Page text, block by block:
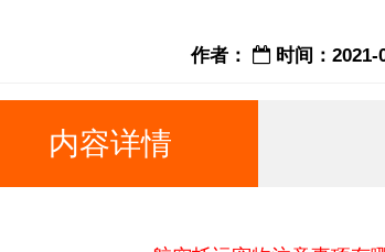
作者： 时间：2021-
内容详情